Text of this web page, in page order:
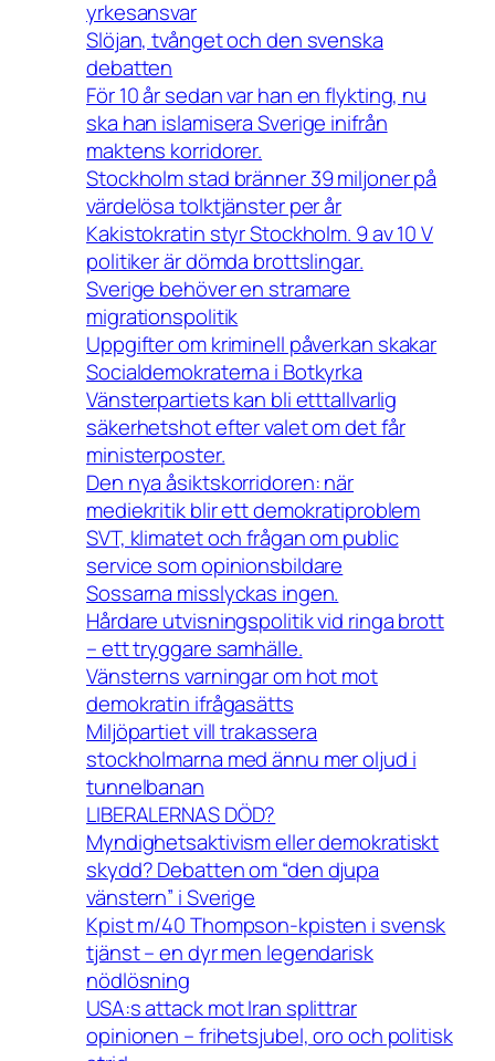
yrkesansvar
Slöjan, tvånget och den svenska
debatten
För 10 år sedan var han en flykting, nu
ska han islamisera Sverige inifrån
maktens korridorer.
Stockholm stad bränner 39 miljoner på
värdelösa tolktjänster per år
Kakistokratin styr Stockholm. 9 av 10 V
politiker är dömda brottslingar.
Sverige behöver en stramare
migrationspolitik
Uppgifter om kriminell påverkan skakar
Socialdemokraterna i Botkyrka
Vänsterpartiets kan bli etttallvarlig
säkerhetshot efter valet om det får
ministerposter.
Den nya åsiktskorridoren: när
mediekritik blir ett demokratiproblem
SVT, klimatet och frågan om public
service som opinionsbildare
Sossarna misslyckas ingen.
Hårdare utvisningspolitik vid ringa brott
– ett tryggare samhälle.
Vänsterns varningar om hot mot
demokratin ifrågasätts
Miljöpartiet vill trakassera
stockholmarna med ännu mer oljud i
tunnelbanan
LIBERALERNAS DÖD?
Myndighetsaktivism eller demokratiskt
skydd? Debatten om “den djupa
vänstern” i Sverige
Kpist m/40 Thompson-kpisten i svensk
tjänst – en dyr men legendarisk
nödlösning
USA:s attack mot Iran splittrar
opinionen – frihetsjubel, oro och politisk